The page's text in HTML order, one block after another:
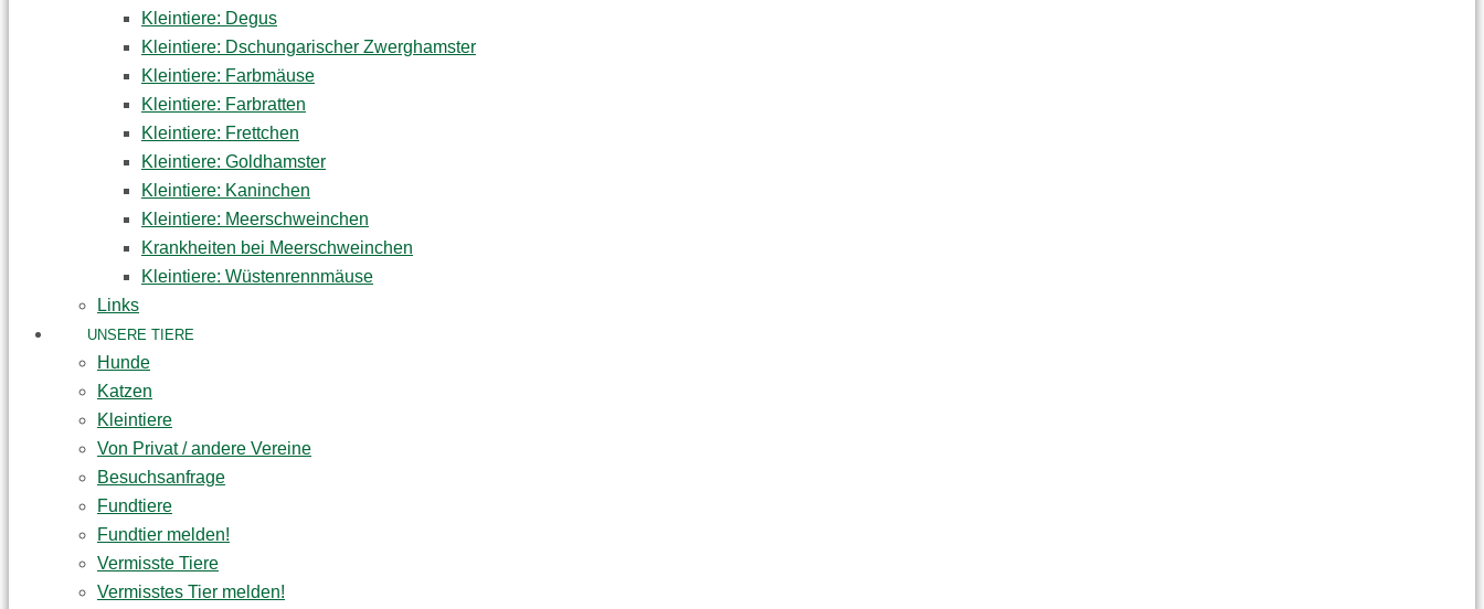
Kleintiere: Degus
Kleintiere: Dschungarischer Zwerghamster
Kleintiere: Farbmäuse
Kleintiere: Farbratten
Kleintiere: Frettchen
Kleintiere: Goldhamster
Kleintiere: Kaninchen
Kleintiere: Meerschweinchen
Krankheiten bei Meerschweinchen
Kleintiere: Wüstenrennmäuse
Links
UNSERE TIERE
Hunde
Katzen
Kleintiere
Von Privat / andere Vereine
Besuchsanfrage
Fundtiere
Fundtier melden!
Vermisste Tiere
Vermisstes Tier melden!